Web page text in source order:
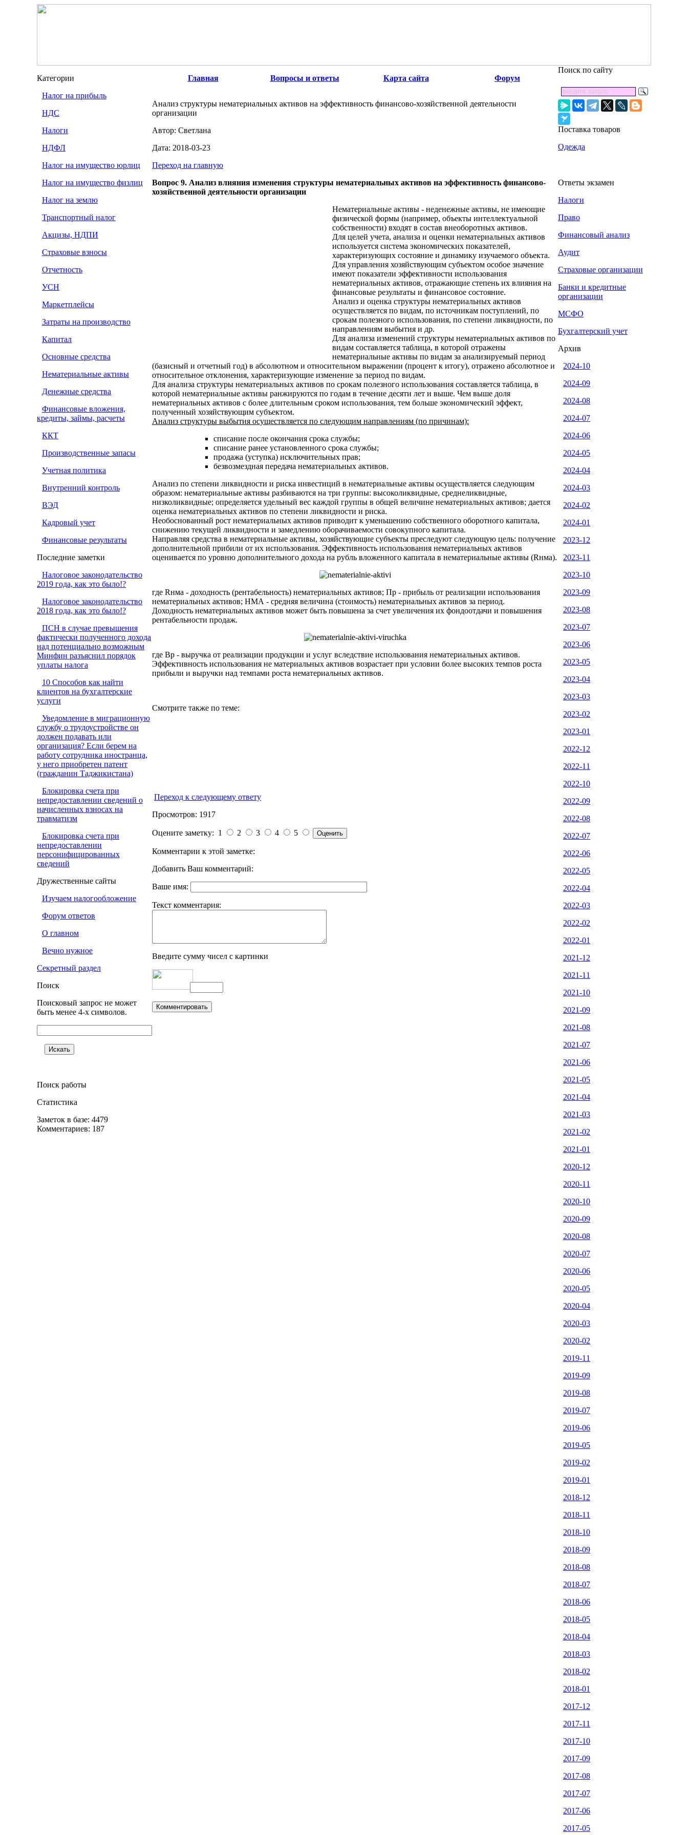
Категории
Налог на прибыль
НДС
Налоги
НДФЛ
Налог на имущество юрлиц
Налог на имущество физлиц
Налог на землю
Транспортный налог
Акцизы, НДПИ
Страховые взносы
Отчетность
УСН
Маркетплейсы
Затраты на производство
Капитал
Основные средства
Нематериальные активы
Денежные средства
Финансовые вложения,
кредиты, займы, расчеты
ККТ
Производственные запасы
Учетная политика
Внутренний контроль
ВЭД
Кадровый учет
Финансовые результаты
Последние заметки
Налоговое законодательство
2019 года, как это было!?
Налоговое законодательство
2018 года, как это было!?
ПСН в случае превышения
фактически полученного дохода
над потенциально возможным
Минфин разъяснил порядок
уплаты налога
10 Способов как найти
клиентов на бухгалтерские
услуги
Уведомление в миграционную
службу о трудоустройстве он
должен подавать или
организация? Если берем на
работу сотрудника иностранца,
у него приобретен патент
(гражданин Таджикистана)
Блокировка счета при
непредоставлении сведений о
начисленных взносах на
травматизм
Блокировка счета при
непредоставлении
персонифицированных
сведений
Дружественные сайты
Изучаем налогообложение
Форум ответов
О главном
Вечно нужное
Секретный раздел
Поиск
Поисковый запрос не может
быть менее 4-х символов.
Поиск работы
Статистика
Заметок в базе: 4479
Комментариев: 187
Главная Вопросы и ответы Карта сайта Форум
Анализ структуры нематериальных активов на эффективность финансово-хозяйственной деятельности
организации
Автор: Светлана
Дата: 2018-03-23
Переход на главную
Вопрос 9. Анализ влияния изменения структуры нематериальных активов на эффективность финансово-
хозяйственной деятельности организации
Нематериальные активы - неденежные активы, не имеющие
физической формы (например, объекты интеллектуальной
собственности) входят в состав внеоборотных активов.
Для целей учета, анализа и оценки нематериальных активов
используется система экономических показателей,
характеризующих состояние и динамику изучае­мого объекта.
Для управления хозяйствующим субъектом особое значение
имеют показатели эффективности использования
нематериальных активов, отражающие степень их влияния на
финансовые результаты и финансовое состояние.
Анализ и оценка структуры нематериальных активов
осуществляется по видам, по источникам поступлений, по
срокам полезного использования, по степени ликвидности, по
направлениям выбытия и др.
Для анализа изменений структуры нематериальных активов по
видам составляется таблица, в которой от­ражены
нематериальные активы по видам за анализируемый период
(базисный и отчетный год) в абсолютном и относительном выражении (процент к итогу), отражено абсолютное и
относительное отклонения, ха­рактеризующие изменение за период по видам.
Для анализа структуры нематериальных активов по срокам полезного использования составляется таблица, в
которой нематериальные активы ранжируются по годам в течение десяти лет и выше. Чем выше доля
нематериальных активов с более длительным сроком использования, тем больше экономический эффект,
полученный хозяйствующим субъектом.
Анализ структуры выбытия осуществляется по следующим направлениям (по причинам):
списание после окончания срока службы;
списание ранее установленного срока службы;
продажа (уступка) исключительных прав;
безвозмездная передача нематериальных активов.
Анализ по степени ликвидности и риска инвестиций в нематериальные активы осуществляется следующим
образом: нематериальные активы разбиваются на три группы: высоколиквидные, среднеликвидные,
низколиквидные; определяется удельный вес каждой группы в общей величине нематериальных активов; дается
оценка нематериальных активов по степени ликвидности и риска.
Необоснованный рост нематериальных активов приводит к уменьшению собственного оборотного капитала,
снижению текущей ликвидности и замедлению оборачиваемости совокупного капитала.
Направляя средства в нематериальные активы, хозяйствующие субъекты преследуют следующую цель: получение
дополнительной прибили от их использования. Эффективность использования нематериальных активов
оценивается по уровню дополнительного дохода на рубль вложенного капитала в нематериальные активы (Rнма).
где Rнма - доходность (рентабельность) нематериальных активов; Пр - прибыль от реализации использования
нематериальных активов; НМА - средняя величина (стоимость) нематериальных активов за период.
Доходность нематериальных активов может быть повышена за счет увеличения их фондоотдачи и повышения
рентабельности продаж.
где Вр - выручка от реализации продукции и услуг вследствие использования нематериальных активов.
Эффективность использования не материальных ак­тивов возрастает при условии более высоких темпов роста
прибыли и выручки над темпами роста нематериальных активов.
Смотрите также по теме:
Переход к следующему ответу
Просмотров: 1917
Оцените заметку: 1 2 3 4 5
Комментарии к этой заметке:
Добавить Ваш комментарий:
Ваше имя:
Текст комментария:
Введите сумму чисел с картинки
Поиск по сайту
Поставка товаров
Одежда
Ответы экзамен
Налоги
Право
Финансовый анализ
Аудит
Страховые организации
Банки и кредитные
организации
МСФО
Бухгалтерский учет
Архив
2024-10
2024-09
2024-08
2024-07
2024-06
2024-05
2024-04
2024-03
2024-02
2024-01
2023-12
2023-11
2023-10
2023-09
2023-08
2023-07
2023-06
2023-05
2023-04
2023-03
2023-02
2023-01
2022-12
2022-11
2022-10
2022-09
2022-08
2022-07
2022-06
2022-05
2022-04
2022-03
2022-02
2022-01
2021-12
2021-11
2021-10
2021-09
2021-08
2021-07
2021-06
2021-05
2021-04
2021-03
2021-02
2021-01
2020-12
2020-11
2020-10
2020-09
2020-08
2020-07
2020-06
2020-05
2020-04
2020-03
2020-02
2019-11
2019-09
2019-08
2019-07
2019-06
2019-05
2019-02
2019-01
2018-12
2018-11
2018-10
2018-09
2018-08
2018-07
2018-06
2018-05
2018-04
2018-03
2018-02
2018-01
2017-12
2017-11
2017-10
2017-09
2017-08
2017-07
2017-06
2017-05